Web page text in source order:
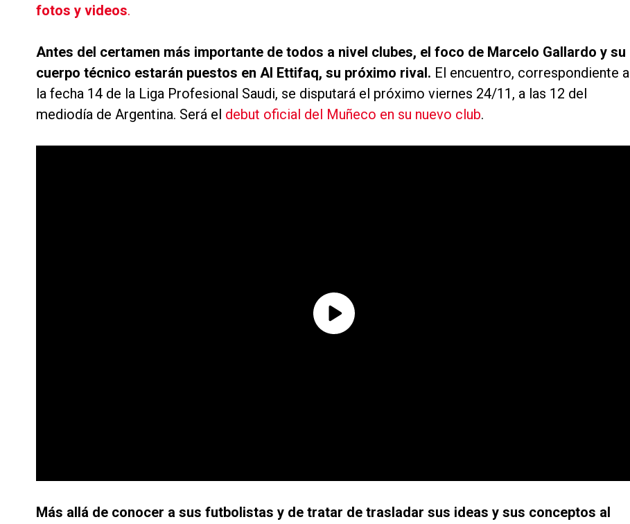
fotos y videos.
Antes del certamen más importante de todos a nivel clubes, el foco de Marcelo Gallardo y su
cuerpo técnico estarán puestos en Al Ettifaq, su próximo rival. El encuentro, correspondiente a
la fecha 14 de la Liga Profesional Saudi, se disputará el próximo viernes 24/11, a las 12 del
mediodía de Argentina. Será el debut oficial del Muñeco en su nuevo club.
Más allá de conocer a sus futbolistas y de tratar de trasladar sus ideas y sus conceptos al